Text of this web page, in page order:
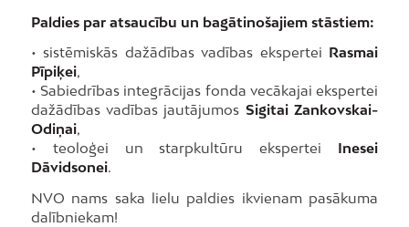
Paldies par atsaucību un bagātinošajiem stāstiem:
• sistēmiskās dažādības vadības ekspertei Rasmai
Pīpiķei,
• Sabiedrības integrācijas fonda vecākajai ekspertei
dažādības vadības jautājumos Sigitai Zankovskai-
Odiņai,
• teoloģei un starpkultūru ekspertei Inesei
Dāvidsonei.
NVO nams saka lielu paldies ikvienam pasākuma
dalībniekam!